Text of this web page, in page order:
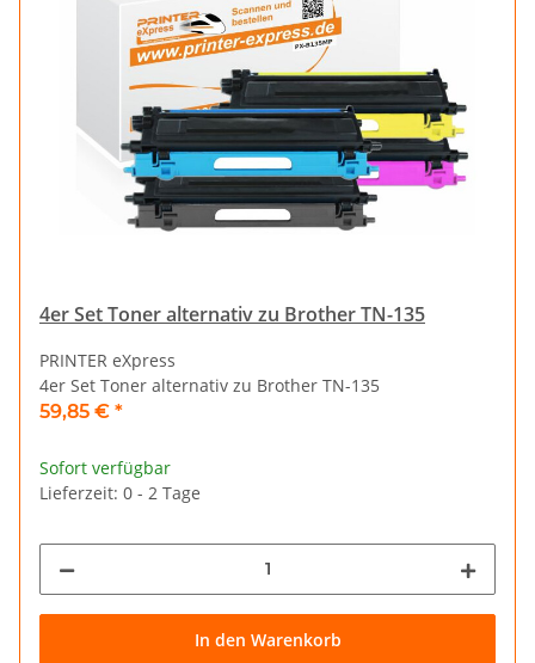
4er Set Toner alternativ zu Brother TN-135
PRINTER eXpress
4er Set Toner alternativ zu Brother TN-135
59,85 € *
Sofort verfügbar
Lieferzeit: 0 - 2 Tage
In den Warenkorb